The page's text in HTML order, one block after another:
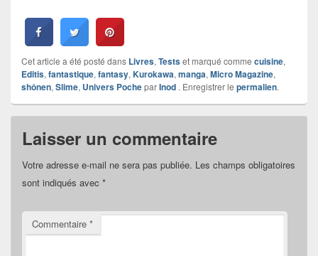
Cet article a été posté dans Livres, Testset marqué comme cuisine,
Editis, fantastique, fantasy, Kurokawa, manga, Micro Magazine,
shônen, Slime, Univers PocheparInod . Enregistrer le permalien.
Laisser un commentaire
Votre adresse e-mail ne sera pas publiée. Les champs obligatoires
sont indiqués avec *
Commentaire *